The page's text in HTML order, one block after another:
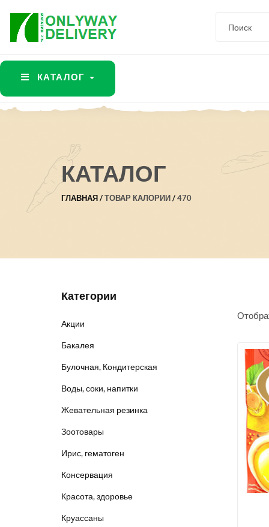
КАТАЛОГ
КАТАЛОГ
ГЛАВНАЯ ТОВАР КАЛОРИИ 470
Категории
Акции
Бакалея
Булочная, Кондитерская
Воды, соки, напитки
Жевательная резинка
Зоотовары
Ирис, гематоген
Консервация
Красота, здоровье
Круассаны